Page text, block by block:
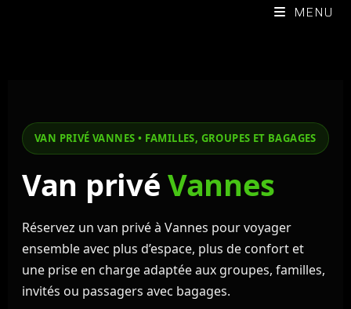
MENU
VAN PRIVÉ VANNES • FAMILLES, GROUPES ET BAGAGES
Van privéVannes
Réservez un van privé à Vannes pour voyager
ensemble avec plus d’espace, plus de confort et
une prise en charge adaptée aux groupes, familles,
invités ou passagers avec bagages.